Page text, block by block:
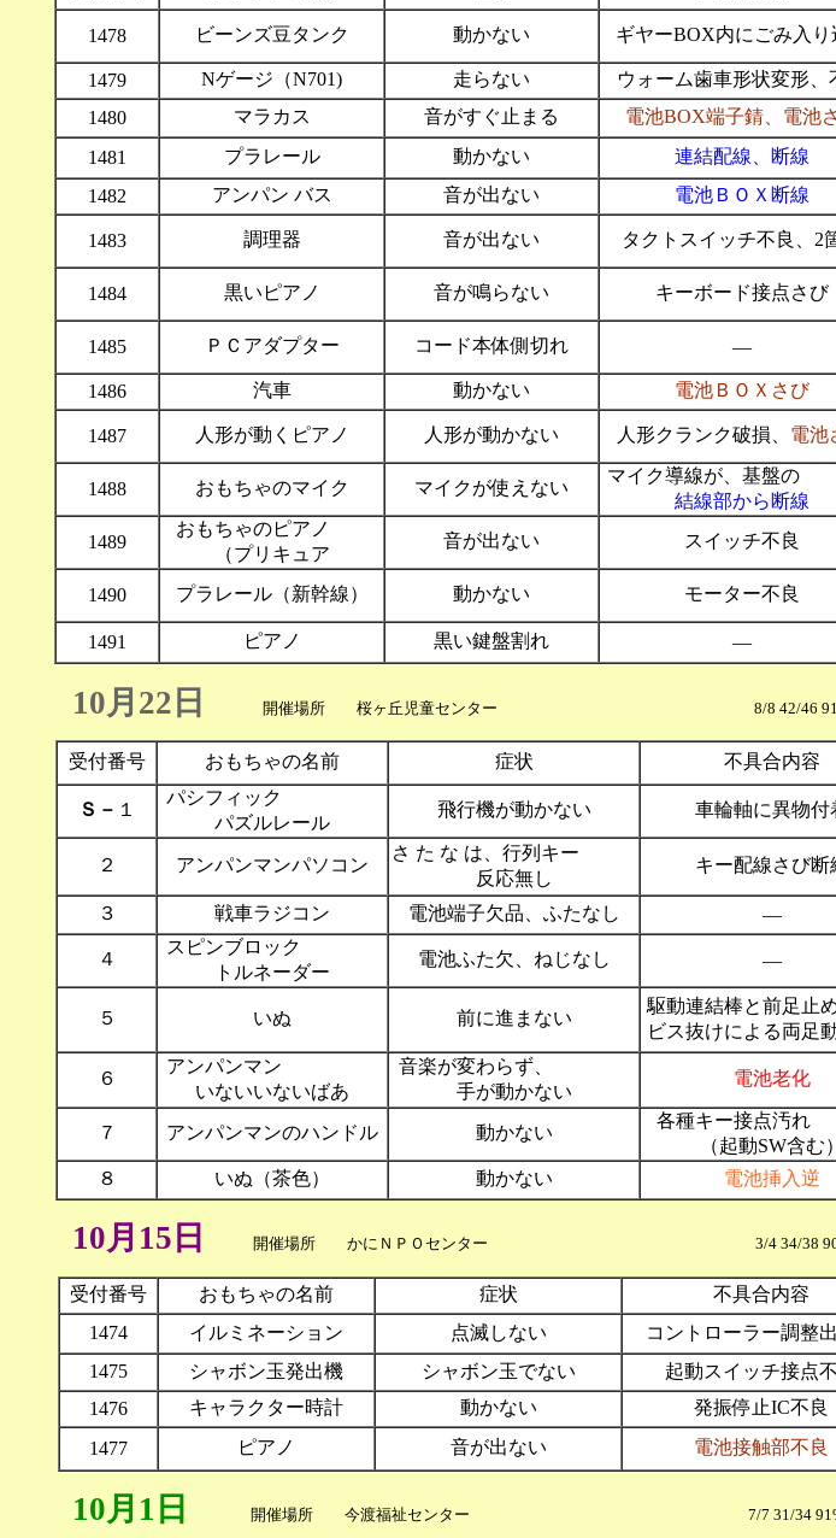
1478 ビーンズ豆タンク 動かない ギヤーBOX内にごみ入り
1479
Nゲージ（N701) 走らない ウォーム歯車形状変形、
1480
マラカス 音がすぐ止まる 電池BOX端子錆、電池
1481
プラレール 動かない 連結配線、断線
1482
アンパン バス 音が出ない 電池ＢＯＸ断線
1483 調理器 音が出ない タクトスイッチ不良、2
1484
黒いピアノ 音が鳴らない キーボード接点さび
1485
ＰＣアダプター コード本体側切れ ―
1486
汽車 動かない 電池ＢＯＸさび
1487 人形が動くピアノ 人形が動かない 人形クランク破損、 電池
1488 おもちゃのマイク マイクが使えない
マイク導線が、基
結線部から断線
1489
おもちゃのピアノ
（プリキュア
音が出ない スイッチ不良
1490 プラレール（新幹線） 動かない モーター不良
1491
ピアノ 黒い鍵盤割れ ―
10月22日 開催場所 桜ヶ丘児童センター 8/8 42/46
受付番号 おもちゃの名前 症状 不具合内容
Ｓ－ １
パシフィック
パズルレール
飛行機が動かない 車輪軸に異物付
２ アンパンマンパソコン
さ た な は、行列キー
反応無し
キー配線さび断
３
戦車ラジコン 電池端子欠品、ふたなし ―
４
スピンブロック
トルネーダー
電池ふた欠、ねじなし ―
５ いぬ 前に進まない
駆動連結棒と前足止
ビス抜けによる両足
６
アンパンマン
いないいないばあ
音楽が変わらず、
手が動かない
電池老化
７ アンパンマンのハンドル 動かない
各種キー接点
（起動SW含む）
８
いぬ（茶色） 動かない 電池挿入逆
10月15日 開催場所 かにＮＰＯセンター 3/4 34/38
受付番号 おもちゃの名前 症状 不具合内容
1474
イルミネーション 点滅しない コントローラー調整
1475
シャボン玉発出機 シャボン玉でない 起動スイッチ接点
1476
キャラクター時計 動かない 発振停止IC不良
1477
ピアノ 音が出ない 電池接触部不良
10月1日 開催場所 今渡福祉センター 7/7 31/34